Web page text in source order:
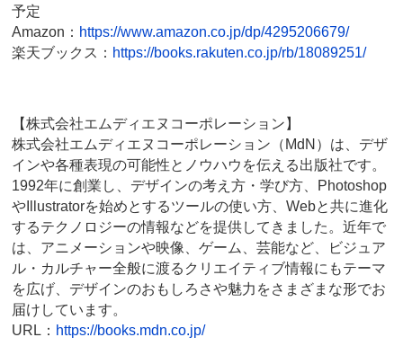
予定
Amazon： https://www.amazon.co.jp/dp/4295206679/
楽天ブックス： https://books.rakuten.co.jp/rb/18089251/
【株式会社エムディエヌコーポレーション】
株式会社エムディエヌコーポレーション（MdN）は、デザ
インや各種表現の可能性とノウハウを伝える出版社です。
1992年に創業し、デザインの考え方・学び方、Photoshop
やIllustratorを始めとするツールの使い方、Webと共に進化
するテクノロジーの情報などを提供してきました。近年で
は、アニメーションや映像、ゲーム、芸能など、ビジュア
ル・カルチャー全般に渡るクリエイティブ情報にもテーマ
を広げ、デザインのおもしろさや魅力をさまざまな形でお
届けしています。
URL： https://books.mdn.co.jp/